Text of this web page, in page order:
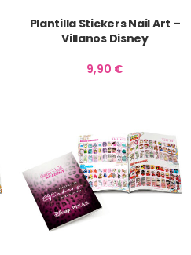
Plantilla Stickers Nail Art –
Villanos Disney
9,90 €